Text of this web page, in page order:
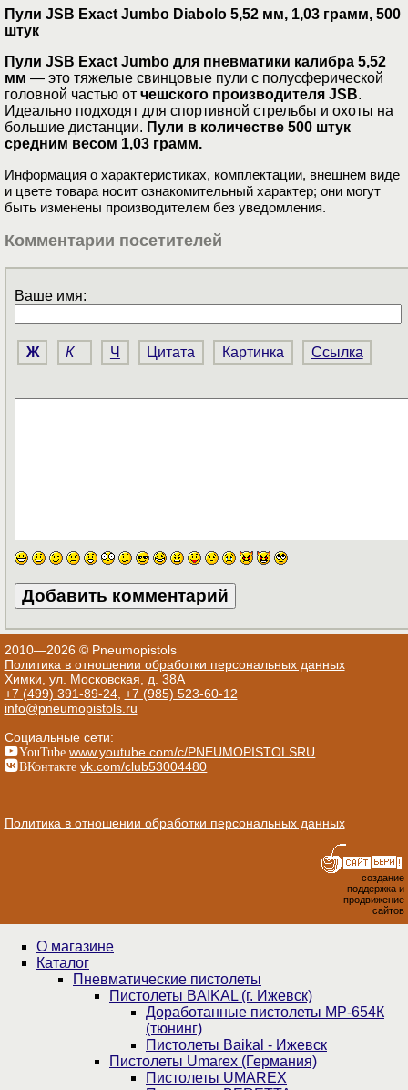
Пули JSB Exact Jumbo Diabolo 5,52 мм, 1,03 грамм, 500
штук
Пули JSB Exact Jumbo для пневматики калибра 5,52
мм — это тяжелые свинцовые пули с полусферической
головной частью от чешского производителя JSB.
Идеально подходят для спортивной стрельбы и охоты на
большие дистанции. Пули в количестве 500 штук
средним весом 1,03 грамм.
Информация о характеристиках, комплектации, внешнем виде
и цвете товара носит ознакомительный характер; они могут
быть изменены производителем без уведомления.
Комментарии посетителей
Ваше имя:
Ж К Ч Цитата Картинка Ссылка
2010—2026 © Pneumopistols
Политика в отношении обработки персональных данных
Химки, ул. Московская, д. 38А
+7 (499) 391-89-24, +7 (985) 523-60-12
info@pneumopistols.ru
Социальные сети:
YouTube www.youtube.com/c/PNEUMOPISTOLSRU
ВКонтакте vk.com/club53004480
Политика в отношении обработки персональных данных
создание
поддержка и
продвижение
сайтов
О магазине
Каталог
Пнев­ма­ти­чес­кие пистолеты
Пистолеты BAIKAL (г. Ижевск)
Доработанные пистолеты МР-654К
(тюнинг)
Пистолеты Baikal - Ижевск
Пистолеты Umarex (Германия)
Пистолеты UMAREX